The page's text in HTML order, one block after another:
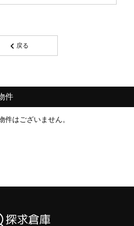
戻る
件
件はございません。